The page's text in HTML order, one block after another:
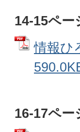
14-15ペー
情報ひ
16-17ペー